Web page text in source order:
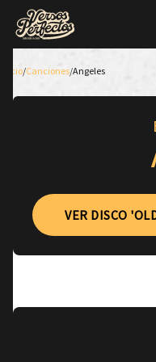
Inicio/Canciones/Angeles
VER DISCO